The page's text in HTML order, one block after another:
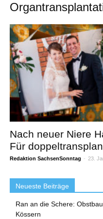
Nach neuer Niere
Für
Redaktion SachsenSonntag - 23.
Neueste Beiträge
Ran an die Schere:
Kössern